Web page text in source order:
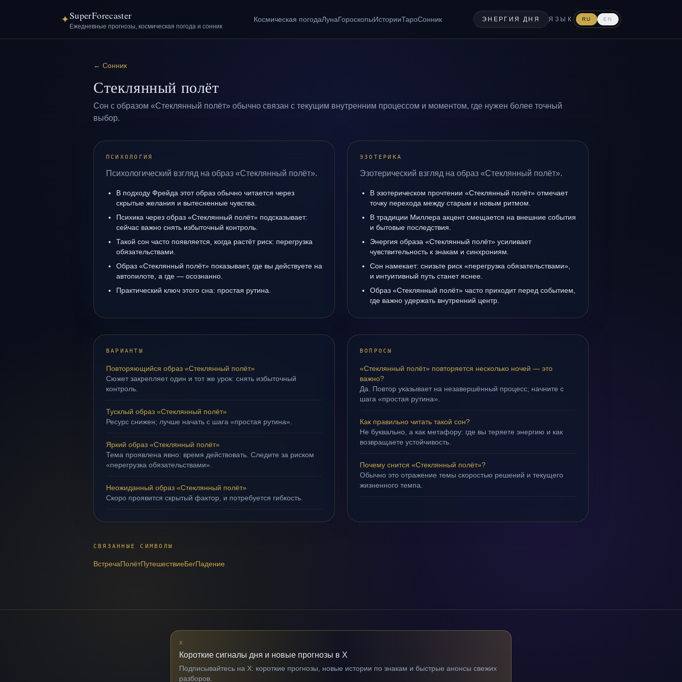
✦SuperForecaster
Ежедневные прогнозы, космическая погода и сонник
Космическая погодаЛунаГороскопыИсторииТароСонник ЭНЕРГИЯ ДНЯ ЯЗЫК RU EN
← Сонник
Стеклянный полёт
Сон с образом «Стеклянный полёт» обычно связан с текущим внутренним процессом и моментом, где нужен более точный
выбор.
ПСИХОЛОГИЯ
Психологический взгляд на образ «Стеклянный полёт».
В подходу Фрейда этот образ обычно читается через
скрытые желания и вытесненные чувства.
Психика через образ «Стеклянный полёт» подсказывает:
сейчас важно снять избыточный контроль.
Такой сон часто появляется, когда растёт риск: перегрузка
обязательствами.
Образ «Стеклянный полёт» показывает, где вы действуете на
автопилоте, а где — осознанно.
Практический ключ этого сна: простая рутина.
ЭЗОТЕРИКА
Эзотерический взгляд на образ «Стеклянный полёт».
В эзотерическом прочтении «Стеклянный полёт» отмечает
точку перехода между старым и новым ритмом.
В традиции Миллера акцент смещается на внешние события
и бытовые последствия.
Энергия образа «Стеклянный полёт» усиливает
чувствительность к знакам и синхрониям.
Сон намекает: снизьте риск «перегрузка обязательствами»,
и интуитивный путь станет яснее.
Образ «Стеклянный полёт» часто приходит перед событием,
где важно удержать внутренний центр.
ВАРИАНТЫ
Повторяющийся образ «Стеклянный полёт»
Сюжет закрепляет один и тот же урок: снять избыточный
контроль.
Тусклый образ «Стеклянный полёт»
Ресурс снижен; лучше начать с шага «простая рутина».
Яркий образ «Стеклянный полёт»
Тема проявлена явно: время действовать. Следите за риском
«перегрузка обязательствами».
Неожиданный образ «Стеклянный полёт»
Скоро проявится скрытый фактор, и потребуется гибкость.
ВОПРОСЫ
«Стеклянный полёт» повторяется несколько ночей — это
важно?
Да. Повтор указывает на незавершённый процесс; начните с
шага «простая рутина».
Как правильно читать такой сон?
Не буквально, а как метафору: где вы теряете энергию и как
возвращаете устойчивость.
Почему снится «Стеклянный полёт»?
Обычно это отражение темы скоростью решений и текущего
жизненного темпа.
СВЯЗАННЫЕ СИМВОЛЫ
ВстречаПолётПутешествиеБегПадение
X
Короткие сигналы дня и новые прогнозы в X
Подписывайтесь на X: короткие прогнозы, новые истории по знакам и быстрые анонсы свежих
разборов.